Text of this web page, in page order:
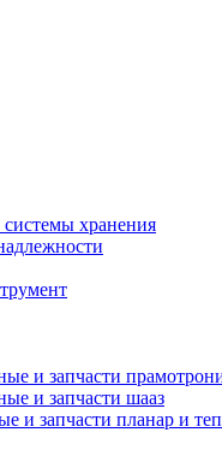
системы хранения
и запчасти
и запчасти шааз
и запчасти планар и